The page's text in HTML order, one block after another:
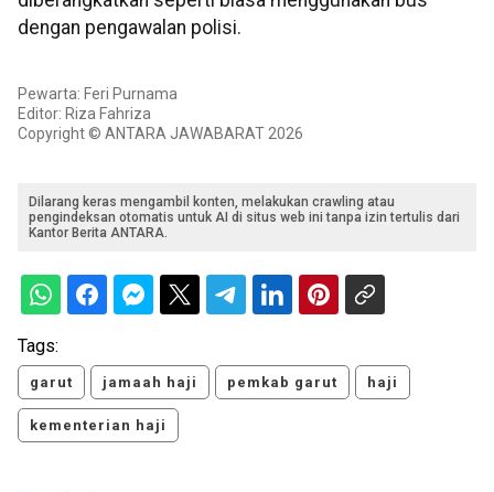
dengan pengawalan polisi.
Pewarta: Feri Purnama
Editor: Riza Fahriza
Copyright © ANTARA JAWABARAT 2026
Dilarang keras mengambil konten, melakukan crawling atau
pengindeksan otomatis untuk AI di situs web ini tanpa izin tertulis dari
Kantor Berita ANTARA.
Tags:
garut jamaah haji pemkab garut haji
kementerian haji